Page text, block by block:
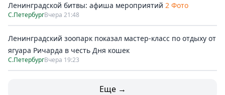
Ленинградской битвы: афиша мероприятий 2 Фото
С.ПетербургВчера 21:48
Ленинградский зоопарк показал мастер-класс по отдыху от
ягуара Ричарда в честь Дня кошек
С.ПетербургВчера 19:23
Еще →